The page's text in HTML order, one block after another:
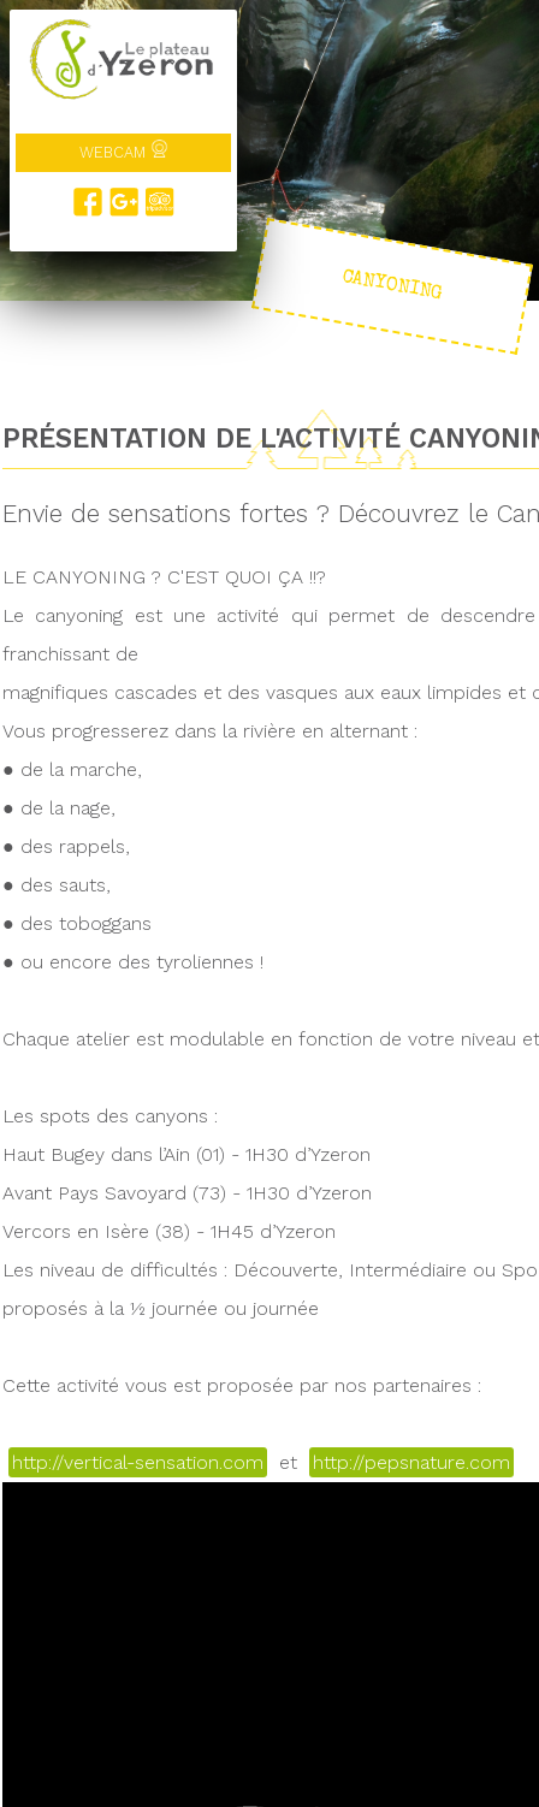
WEBCAM
CANYONING
PRÉSENTATION DE L'ACTIVITÉ
Envie de sensations fortes ? Découvrez le
LE CANYONING ? C'EST QUOI ÇA !!?
Le canyoning est une activité qui permet de
franchissant de
magnifiques cascades et des vasques aux eaux limpides et
Vous progresserez dans la rivière en alternant :
● de la marche,
● de la nage,
● des rappels,
● des sauts,
● des toboggans
● ou encore des tyroliennes !
Chaque atelier est modulable en fonction de votre niveau
Les spots des canyons :
Haut Bugey dans l’Ain (01) - 1H30 d’Yzeron
Avant Pays Savoyard (73) - 1H30 d’Yzeron
Vercors en Isère (38) - 1H45 d’Yzeron
Les niveau de difficultés : Découverte, Intermédiaire ou
proposés à la ½ journée ou journée
Cette activité vous est proposée par nos partenaires :
http://vertical-sensation.com et http://pepsnature.com